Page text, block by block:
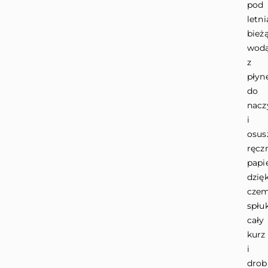
pod
z
do
i
cały
kurz
i